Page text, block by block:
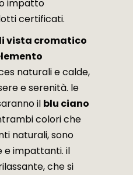
impatto
certificati.
vista cromatico
naturali e calde,
e serenità. le
il blu ciano
colori che
naturali, sono
e impattanti. il
che si